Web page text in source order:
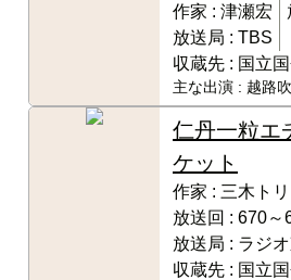
作家 : 津瀬宏
放送局 : TBS
収蔵先 : 国立
主な出演 : 越路
仁丹一粒エ
ケット
作家 : 三木ト
放送回 : 670～
放送局 : ラジ
収蔵先 : 国立